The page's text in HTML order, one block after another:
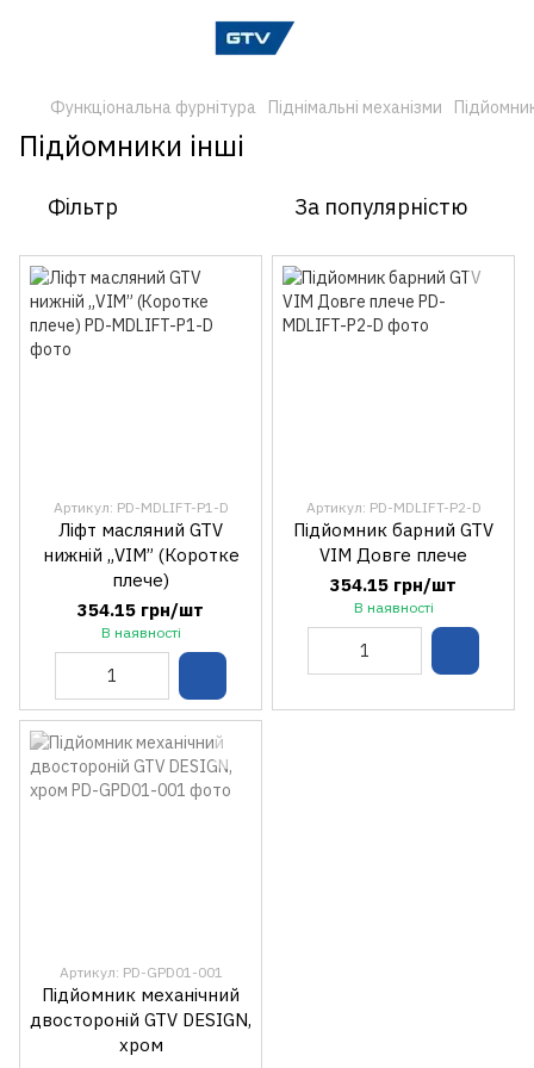
Функціональна фурнітура Піднімальні механізми
Підйомники інші
Фільтр За популярністю
Артикул: PD-MDLIFT-P1-D
Ліфт масляний GTV
нижній „VIM” (Коротке
плече)
354.15 грн/шт
В наявності
Артикул: PD-MDLIFT-P2-D
Підйомник барний GTV
VIM Довге плече
354.15 грн/шт
В наявності
Артикул: PD-GPD01-001
Підйомник механічний
двостороній GTV DESIGN,
хром